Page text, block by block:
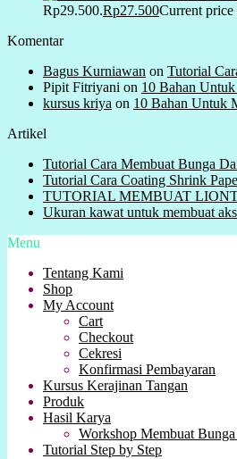
Rp29.500.Rp27.500Current
Komentar
Bagus Kurniawan on Tutorial
Pipit Fitriyani on 10 Bahan
kursus kriya on 10 Bahan Untuk
Artikel
Tutorial Cara Membuat Bunga
Tutorial Cara Coating Shrink
TUTORIAL MEMBUAT
Ukuran kawat untuk membuat
Menu
Tentang Kami
Shop
My Account
Cart
Checkout
Cekresi
Konfirmasi Pembayaran
Kursus Kerajinan Tangan
Produk
Hasil Karya
Workshop Membuat
Tutorial Step by Step